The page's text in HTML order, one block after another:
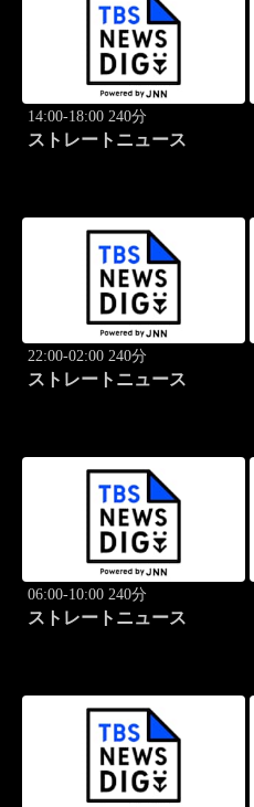
14:00-18:00 240分
ストレートニュース
22:00-02:00 240分
ストレートニュース
06:00-10:00 240分
ストレートニュース